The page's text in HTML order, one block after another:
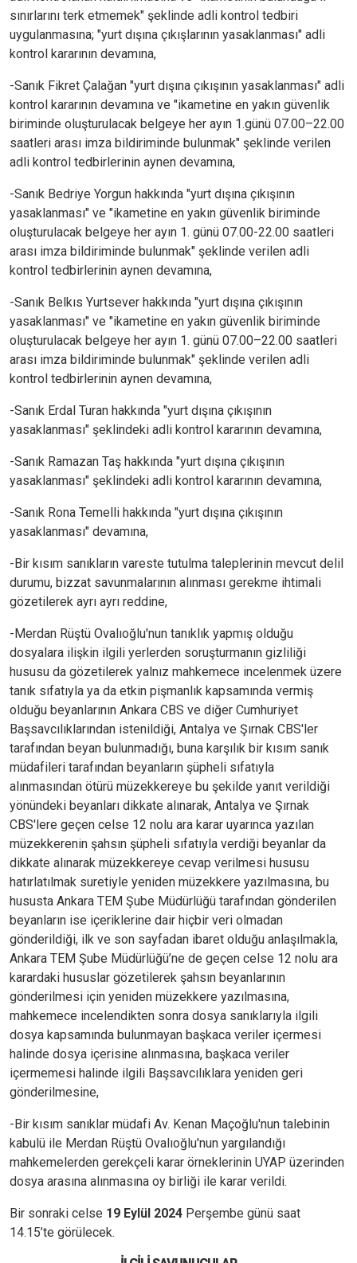
sınırlarını terk etmemek" şeklinde adli kontrol tedbiri
uygulanmasına; "yurt dışına çıkışlarının yasaklanması" adli
kontrol kararının devamına,
-Sanık Fikret Çalağan "yurt dışına çıkışının yasaklanması" adli
kontrol kararının devamına ve "ikametine en yakın güvenlik
biriminde oluşturulacak belgeye her ayın 1.günü 07.00–22.00
saatleri arası imza bildiriminde bulunmak" şeklinde verilen
adli kontrol tedbirlerinin aynen devamına,
-Sanık Bedriye Yorgun hakkında "yurt dışına çıkışının
yasaklanması" ve "ikametine en yakın güvenlik biriminde
oluşturulacak belgeye her ayın 1. günü 07.00-22.00 saatleri
arası imza bildiriminde bulunmak" şeklinde verilen adli
kontrol tedbirlerinin aynen devamına,
-Sanık Belkıs Yurtsever hakkında "yurt dışına çıkışının
yasaklanması" ve "ikametine en yakın güvenlik biriminde
oluşturulacak belgeye her ayın 1. günü 07.00–22.00 saatleri
arası imza bildiriminde bulunmak" şeklinde verilen adli
kontrol tedbirlerinin aynen devamına,
-Sanık Erdal Turan hakkında "yurt dışına çıkışının
yasaklanması" şeklindeki adli kontrol kararının devamına,
-Sanık Ramazan Taş hakkında "yurt dışına çıkışının
yasaklanması" şeklindeki adli kontrol kararının devamına,
-Sanık Rona Temelli hakkında "yurt dışına çıkışının
yasaklanması" devamına,
-Bir kısım sanıkların vareste tutulma taleplerinin mevcut delil
durumu, bizzat savunmalarının alınması gerekme ihtimali
gözetilerek ayrı ayrı reddine,
-Merdan Rüştü Ovalıoğlu'nun tanıklık yapmış olduğu
dosyalara ilişkin ilgili yerlerden soruşturmanın gizliliği
hususu da gözetilerek yalnız mahkemece incelenmek üzere
tanık sıfatıyla ya da etkin pişmanlık kapsamında vermiş
olduğu beyanlarının Ankara CBS ve diğer Cumhuriyet
Başsavcılıklarından istenildiği, Antalya ve Şırnak CBS'ler
tarafından beyan bulunmadığı, buna karşılık bir kısım sanık
müdafileri tarafından beyanların şüpheli sıfatıyla
alınmasından ötürü müzekkereye bu şekilde yanıt verildiği
yönündeki beyanları dikkate alınarak, Antalya ve Şırnak
CBS'lere geçen celse 12 nolu ara karar uyarınca yazılan
müzekkerenin şahsın şüpheli sıfatıyla verdiği beyanlar da
dikkate alınarak müzekkereye cevap verilmesi hususu
hatırlatılmak suretiyle yeniden müzekkere yazılmasına, bu
hususta Ankara TEM Şube Müdürlüğü tarafından gönderilen
beyanların ise içeriklerine dair hiçbir veri olmadan
gönderildiği, ilk ve son sayfadan ibaret olduğu anlaşılmakla,
Ankara TEM Şube Müdürlüğü’ne de geçen celse 12 nolu ara
karardaki hususlar gözetilerek şahsın beyanlarının
gönderilmesi için yeniden müzekkere yazılmasına,
mahkemece incelendikten sonra dosya sanıklarıyla ilgili
dosya kapsamında bulunmayan başkaca veriler içermesi
halinde dosya içerisine alınmasına, başkaca veriler
içermemesi halinde ilgili Başsavcılıklara yeniden geri
gönderilmesine,
-Bir kısım sanıklar müdafi Av. Kenan Maçoğlu'nun talebinin
kabulü ile Merdan Rüştü Ovalıoğlu'nun yargılandığı
mahkemelerden gerekçeli karar örneklerinin UYAP üzerinden
dosya arasına alınmasına oy birliği ile karar verildi.
Bir sonraki celse 19 Eylül 2024 Perşembe günü saat
14.15’te görülecek.